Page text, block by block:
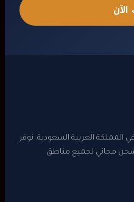
المملكة العربية السعودية. نوفر
شحن مجاني لجميع مناطق